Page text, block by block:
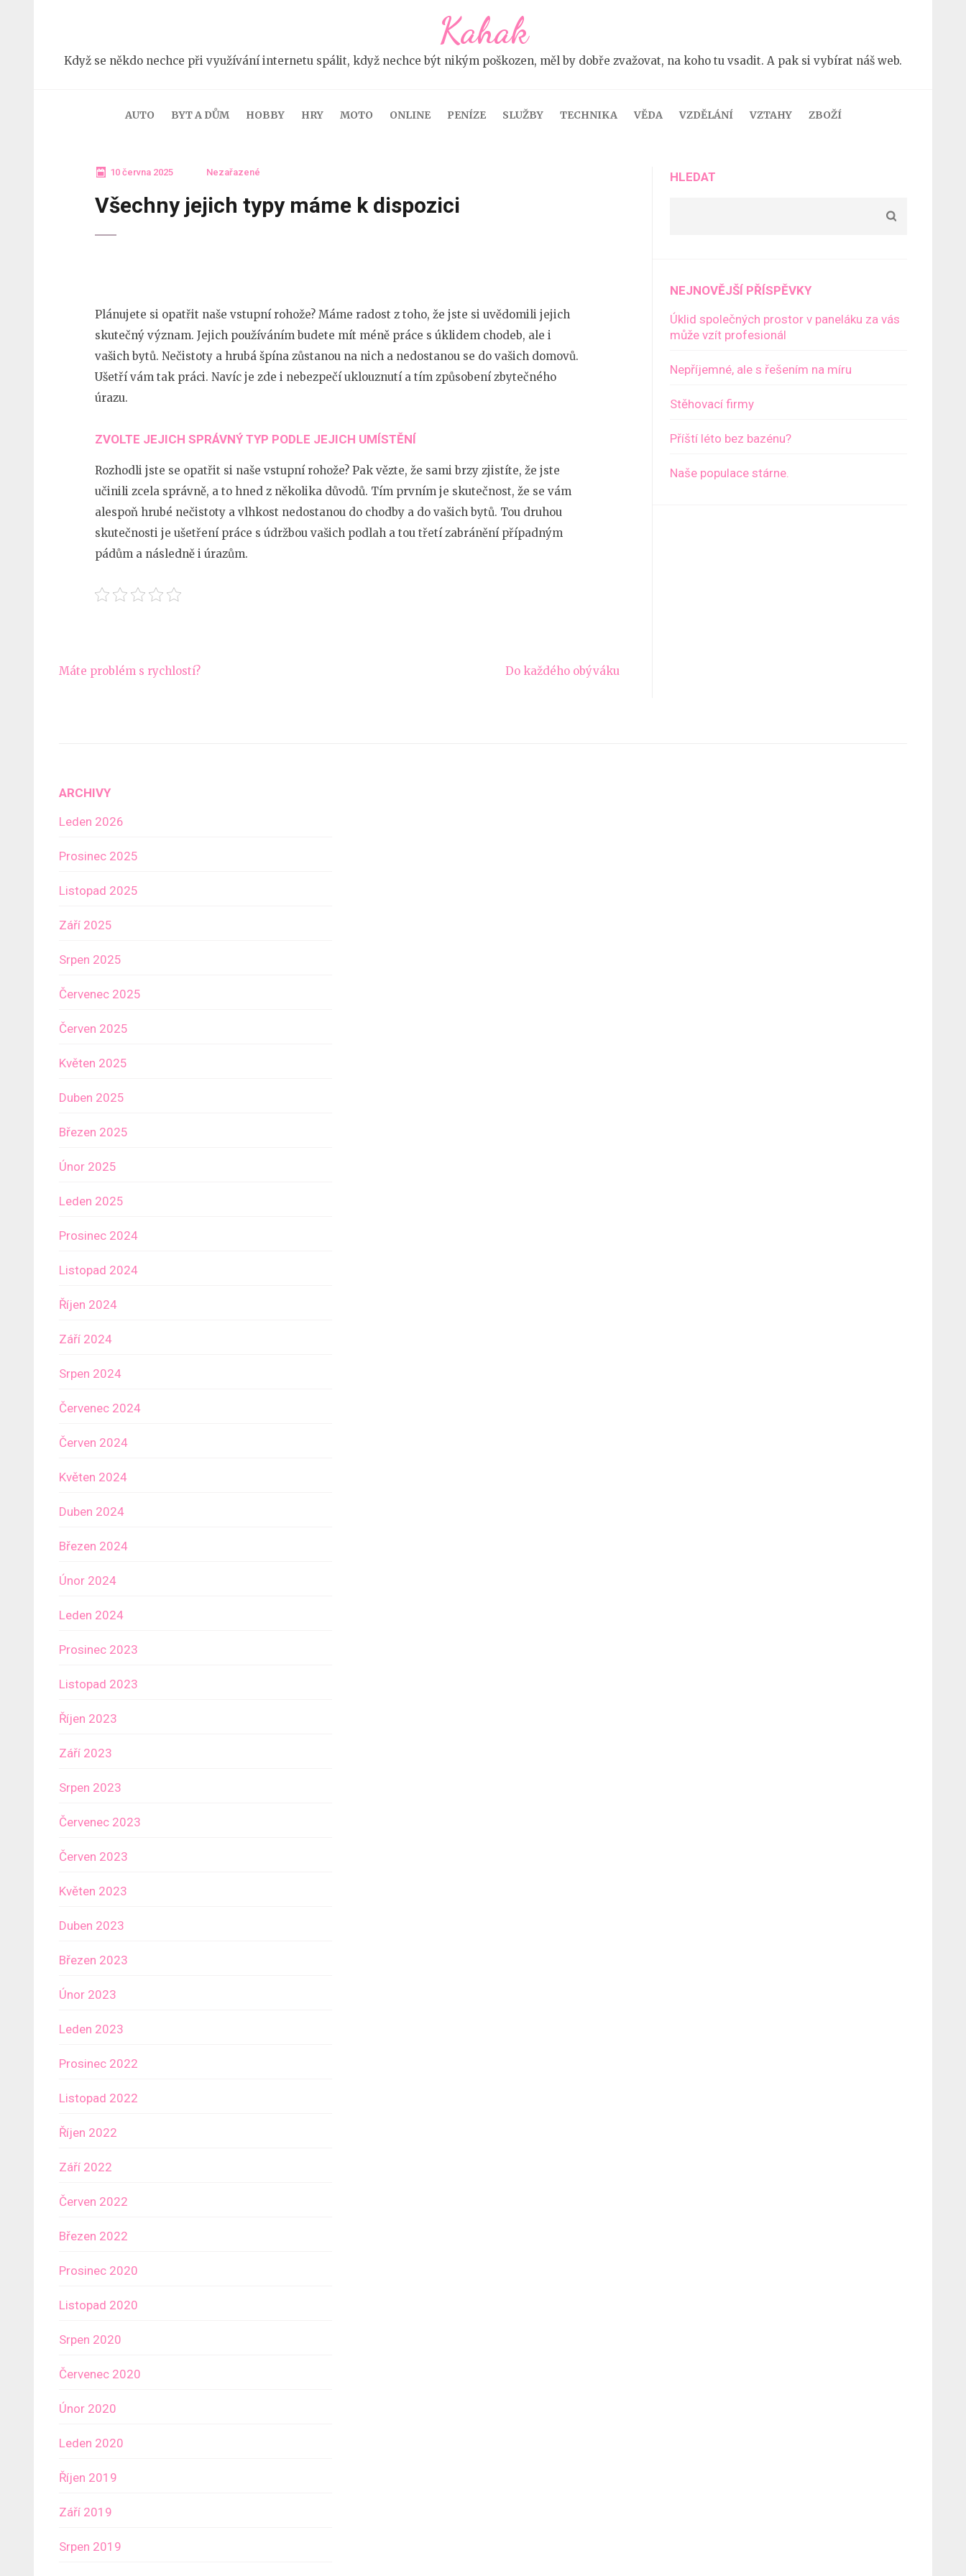
(stiskněte
Kahak
Když se někdo nechce při využívání internetu spálit, když nechce být nikým poškozen, měl by dobře zvažovat, na koho tu vsadit. A pak si vybírat náš web.
AUTO BYT A DŮM HOBBY HRY MOTO ONLINE PENÍZE SLUŽBY TECHNIKA VĚDA VZDĚLÁNÍ VZTAHY ZBOŽÍ
10 června 2025 Nezařazené
Všechny jejich typy máme k dispozici
Plánujete si opatřit naše vstupní rohože? Máme radost z toho, že jste si uvědomili jejich
skutečný význam. Jejich používáním budete mít méně práce s úklidem chodeb, ale i
vašich bytů. Nečistoty a hrubá špína zůstanou na nich a nedostanou se do vašich domovů.
Ušetří vám tak práci. Navíc je zde i nebezpečí uklouznutí a tím způsobení zbytečného
úrazu.
ZVOLTE JEJICH SPRÁVNÝ TYP PODLE JEJICH UMÍSTĚNÍ
Rozhodli jste se opatřit si naše vstupní rohože? Pak vězte, že sami brzy zjistíte, že jste
učinili zcela správně, a to hned z několika důvodů. Tím prvním je skutečnost, že se vám
alespoň hrubé nečistoty a vlhkost nedostanou do chodby a do vašich bytů. Tou druhou
skutečnosti je ušetření práce s údržbou vašich podlah a tou třetí zabránění případným
pádům a následně i úrazům.
Navigace
Máte problém s rychlostí? Do každého obýváku
HLEDAT
NEJNOVĚJŠÍ PŘÍSPĚVKY
Úklid společných prostor v paneláku za vás
může vzít profesionál
Nepříjemné, ale s řešením na míru
Stěhovací firmy
Příští léto bez bazénu?
Naše populace stárne.
ARCHIVY
Leden 2026
Prosinec 2025
Listopad 2025
Září 2025
Srpen 2025
Červenec 2025
Červen 2025
Květen 2025
Duben 2025
Březen 2025
Únor 2025
Leden 2025
Prosinec 2024
Listopad 2024
Říjen 2024
Září 2024
Srpen 2024
Červenec 2024
Červen 2024
Květen 2024
Duben 2024
Březen 2024
Únor 2024
Leden 2024
Prosinec 2023
Listopad 2023
Říjen 2023
Září 2023
Srpen 2023
Červenec 2023
Červen 2023
Květen 2023
Duben 2023
Březen 2023
Únor 2023
Leden 2023
Prosinec 2022
Listopad 2022
Říjen 2022
Září 2022
Červen 2022
Březen 2022
Prosinec 2020
Listopad 2020
Srpen 2020
Červenec 2020
Únor 2020
Leden 2020
Říjen 2019
Září 2019
Srpen 2019